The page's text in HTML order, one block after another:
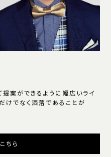
案ができるように幅広いライ
けでなく洒落であることが
ちら